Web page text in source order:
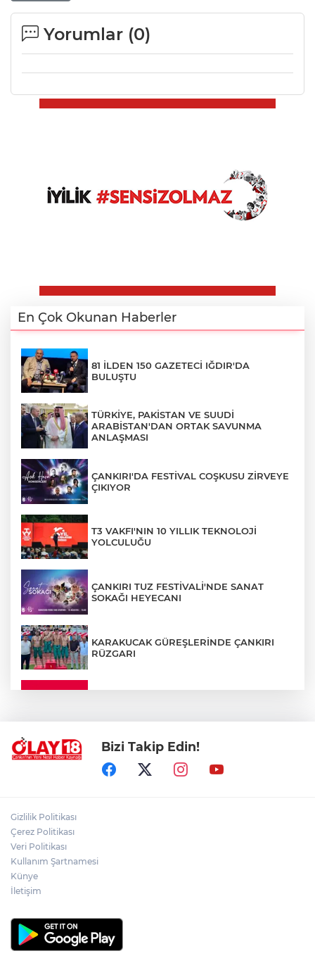
Yorumlar (0)
En Çok Okunan Haberler
81 İLDEN 150 GAZETECİ IĞDIR'DA
BULUŞTU
TÜRKİYE, PAKİSTAN VE SUUDİ
ARABİSTAN'DAN ORTAK SAVUNMA
ANLAŞMASI
ÇANKIRI'DA FESTİVAL COŞKUSU ZİRVEYE
ÇIKIYOR
T3 VAKFI'NIN 10 YILLIK TEKNOLOJİ
YOLCULUĞU
ÇANKIRI TUZ FESTİVALİ'NDE SANAT
SOKAĞI HEYECANI
KARAKUCAK GÜREŞLERİNDE ÇANKIRI
RÜZGARI
ADEM YAYLACI ELDİVAN'DA DUALARLA
TOPRAĞA VERİLDİ
ABD-İRAN HATTINDA YENİ KRİZ
Bizi Takip Edin!
Gizlilik Politikası
Çerez Politikası
Veri Politikası
Kullanım Şartnamesi
Künye
İletişim